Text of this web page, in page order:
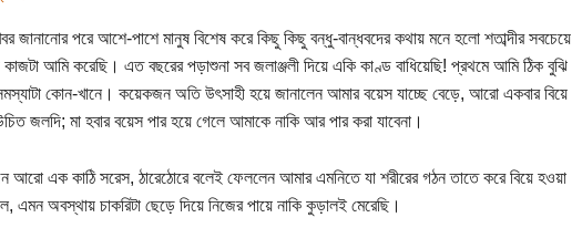
জানানোর পরে আশে-পাশে মানুষ বিশেষ করে কিছু কিছু বন্ধু-বান্ধবদের কথায় মনে হলো শতাব্দীর সবচেয়ে
কাজটা আমি করেছি। এত বছরের পড়াশুনা সব জলাঞ্জলী দিয়ে একি কাণ্ড বাধিয়েছি! প্রথমে আমি ঠিক বুঝি
কোন-খানে। কয়েকজন অতি উৎসাহী হয়ে জানালেন আমার বয়েস যাচ্ছে বেড়ে, আরো একবার বিয়ে
জলদি; মা হবার বয়েস পার হয়ে গেলে আমাকে নাকি আর পার করা যাবেনা।
আরো এক কাঠি সরেস, ঠারেঠোরে বলেই ফেললেন আমার এমনিতে যা শরীরের গঠন তাতে করে বিয়ে হওয়া
এমন অবস্থায় চাকরিটা ছেড়ে দিয়ে নিজের পায়ে নাকি কুড়ালই মেরেছি।